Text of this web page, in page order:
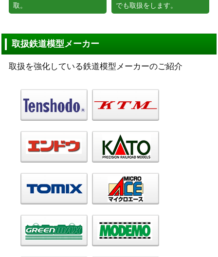
取。
でも取扱をします。
取扱鉄道模型メーカー
取扱を強化している鉄道模型メーカーのご紹介